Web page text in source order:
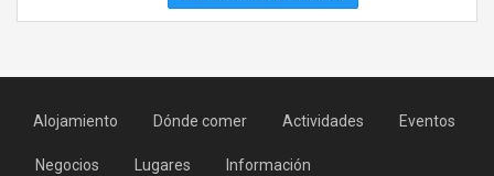
Alojamiento Dónde comer Actividades Eventos
Negocios Lugares Información